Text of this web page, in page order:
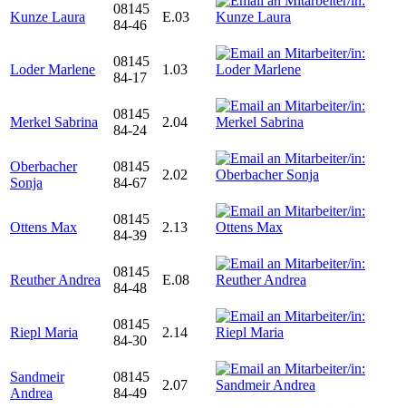
Kunze Laura
08145
84-46
E.03
Loder Marlene
08145
84-17
1.03
Merkel Sabrina
08145
84-24
2.04
Oberbacher
Sonja
08145
84-67
2.02
Ottens Max
08145
84-39
2.13
Reuther Andrea
08145
84-48
E.08
Riepl Maria
08145
84-30
2.14
Sandmeir
Andrea
08145
84-49
2.07